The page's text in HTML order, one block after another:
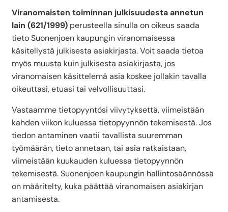
Viranomaisten toiminnan julkisuudesta annetun
lain (621/1999) perusteella sinulla on oikeus saada
tieto Suonenjoen kaupungin viranomaisessa
käsitellystä julkisesta asiakirjasta. Voit saada tietoa
myös muusta kuin julkisesta asiakirjasta, jos
viranomaisen käsittelemä asia koskee jollakin tavalla
oikeuttasi, etuasi tai velvollisuuttasi.
Vastaamme tietopyyntösi viivytyksettä, viimeistään
kahden viikon kuluessa tietopyynnön tekemisestä. Jos
tiedon antaminen vaatii tavallista suuremman
työmäärän, tieto annetaan, tai asia ratkaistaan,
viimeistään kuukauden kuluessa tietopyynnön
tekemisestä. Suonenjoen kaupungin hallintosäännössä
on määritelty, kuka päättää viranomaisen asiakirjan
antamisesta.